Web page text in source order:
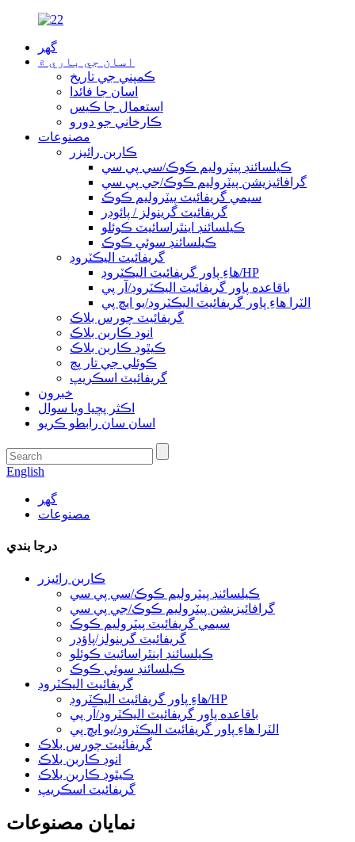
گھر
اسان جي باري ۾
ڪمپني جي تاريخ
اسان جا فائدا
استعمال جا ڪيس
ڪارخاني جو دورو
مصنوعات
ڪاربن رائيزر
ڪيلسائنڊ پيٽروليم ڪوڪ/سي پي سي
گرافائيزيشن پيٽروليم ڪوڪ/جي پي سي
سيمي گريفائيٽ پيٽروليم ڪوڪ
گريفائيٽ گرينولز / پائوڊر
ڪيلسائنڊ اينٿراسائيٽ ڪوئلو
ڪيلسائنڊ سوئي ڪوڪ
گريفائيٽ اليڪٽروڊ
هاءِ پاور گريفائيٽ اليڪٽروڊ/HP
باقاعده پاور گريفائيٽ اليڪٽروڊ/آر پي
الٽرا هاءِ پاور گريفائيٽ اليڪٽروڊ/يو ايڇ پي
گريفائيٽ چورس بلاڪ
انوڊ ڪاربن بلاڪ
ڪيٿوڊ ڪاربن بلاڪ
ڪوئلي جي تار پچ
گريفائيٽ اسڪريپ
خبرون
اڪثر پڇيا ويا سوال
اسان سان رابطو ڪريو
English
گھر
مصنوعات
درجا بندي
ڪاربن رائيزر
ڪيلسائنڊ پيٽروليم ڪوڪ/سي پي سي
گرافائيزيشن پيٽروليم ڪوڪ/جي پي سي
سيمي گريفائيٽ پيٽروليم ڪوڪ
گريفائيٽ گرينولز/پاؤڊر
ڪيلسائنڊ اينٿراسائيٽ ڪوئلو
ڪيلسائنڊ سوئي ڪوڪ
گريفائيٽ اليڪٽروڊ
هاءِ پاور گريفائيٽ اليڪٽروڊ/HP
باقاعده پاور گريفائيٽ اليڪٽروڊ/آر پي
الٽرا هاءِ پاور گريفائيٽ اليڪٽروڊ/يو ايڇ پي
گريفائيٽ چورس بلاڪ
انوڊ ڪاربن بلاڪ
ڪيٿوڊ ڪاربن بلاڪ
گريفائيٽ اسڪريپ
نمايان مصنوعات